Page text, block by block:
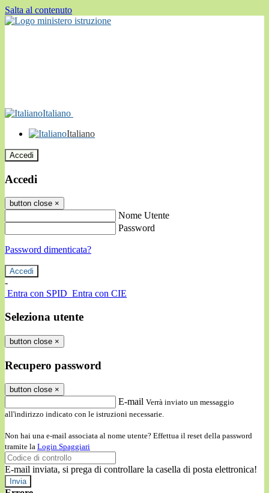
Salta al contenuto
Italiano
Italiano
Accedi
Accedi
button close ×
Nome Utente
Password
Password dimenticata?
-
Entra con SPID Entra con CIE
Seleziona utente
button close ×
Recupero password
button close ×
E-mail Verrà inviato un messaggio
all'indirizzo indicato con le istruzioni necessarie.
Non hai una e-mail associata al nome utente? Effettua il reset della password
tramite la Login Spaggiari
E-mail inviata, si prega di controllare la casella di posta elettronica!